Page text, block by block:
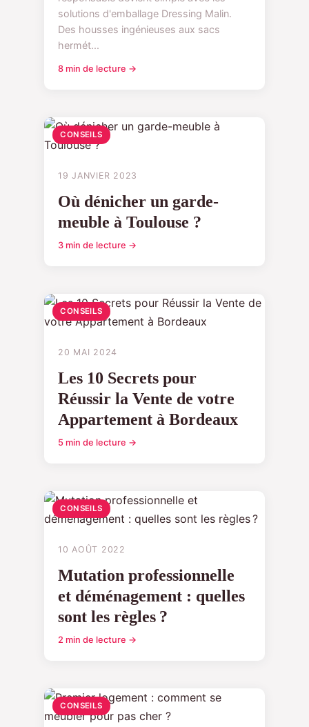
solutions d'emballage Dressing Malin.
Des housses ingénieuses aux sacs
hermét...
8 min de lecture →
CONSEILS
19 JANVIER 2023
Où dénicher un garde-
meuble à Toulouse ?
3 min de lecture →
CONSEILS
20 MAI 2024
Les 10 Secrets pour
Réussir la Vente de votre
Appartement à Bordeaux
5 min de lecture →
CONSEILS
10 AOÛT 2022
Mutation professionnelle
et déménagement : quelles
sont les règles ?
2 min de lecture →
CONSEILS